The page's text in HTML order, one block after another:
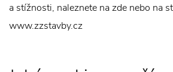
a stížnosti, naleznete na zde nebo na
www.zzstavby.cz